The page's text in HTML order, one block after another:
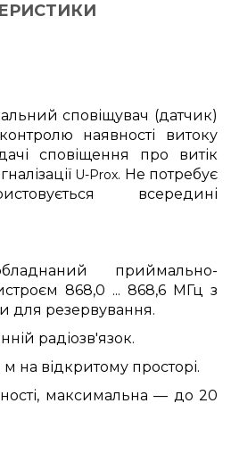
сповіщувач (датчик)
наявності витоку
сповіщення про витік
U-Prox. Не потребує
всередині
приймально-
868,0 ... 868,6 МГц з
для резервування.
радіозв'язок.
на відкритому просторі.
максимальна — до 20